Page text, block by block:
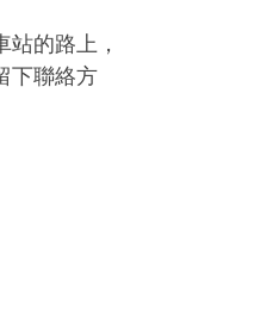
的路上，
下聯絡方